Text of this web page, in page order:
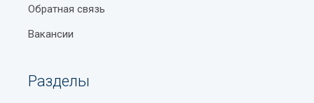
Обратная связь
Вакансии
Разделы